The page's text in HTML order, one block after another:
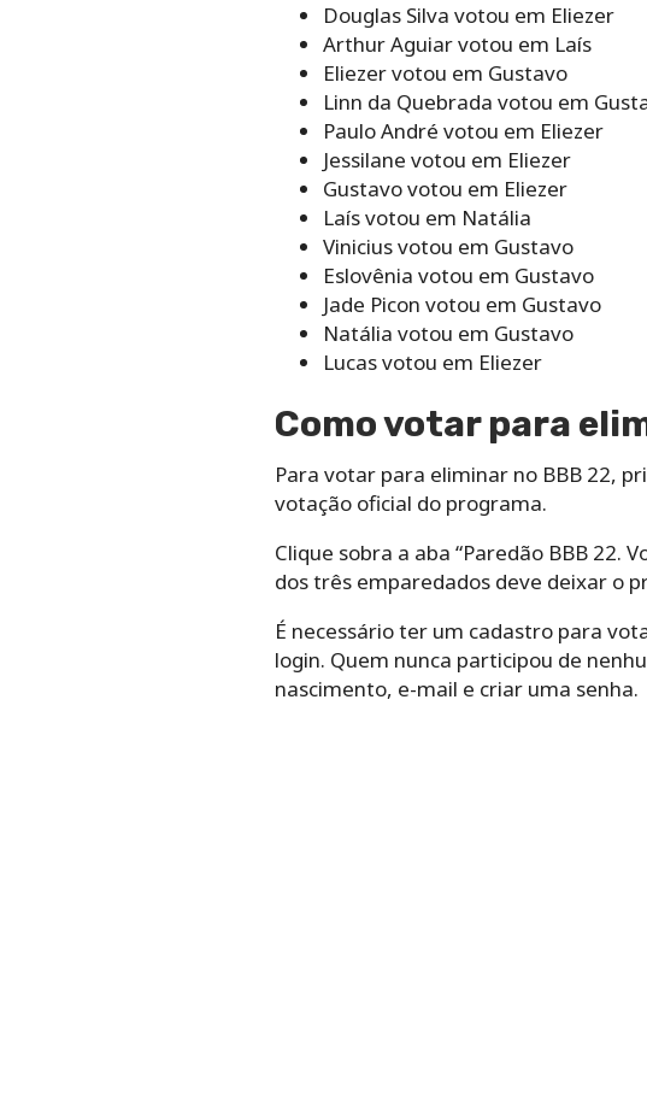
Douglas Silva votou em Eliezer
Arthur Aguiar votou em Laís
Eliezer votou em Gustavo
Linn da Quebrada votou em
Paulo André votou em Eliezer
Jessilane votou em Eliezer
Gustavo votou em Eliezer
Laís votou em Natália
Vinicius votou em Gustavo
Eslovênia votou em Gustavo
Jade Picon votou em Gustavo
Natália votou em Gustavo
Lucas votou em Eliezer
Como votar para
Para votar para eliminar no BBB 22,
votação oficial do programa.
Clique sobra a aba “Paredão BBB 22.
dos três emparedados deve deixar o
É necessário ter um cadastro para
login. Quem nunca participou de
nascimento, e-mail e criar uma senha.